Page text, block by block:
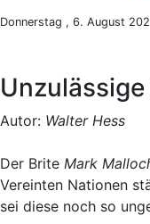
Donnerstag , 6. August
Autor: Walter Hess
Der Brite Mark
Vereinten Nationen
sei diese noch so